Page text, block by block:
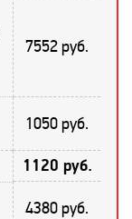
7552 руб.
1050 руб.
1120 руб.
4380 руб.